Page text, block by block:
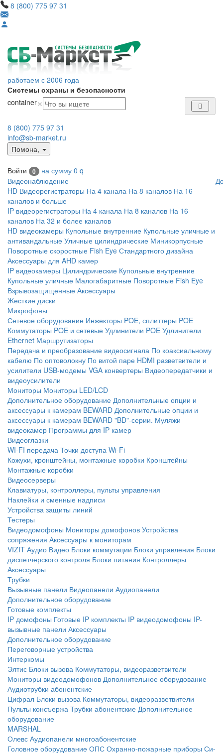
8 (800) 775 97 31
работаем с 2006 года
Системы охраны и безопасности
container×
8 (800) 775 97 31
info@sb-market.ru
Помона,
Войти 0 на сумму 0 q
Видеонаблюдение
HD Видеорегистраторы На 4 канала На 8 каналов На 16
каналов и больше
IP видеорегистраторы На 4 канала На 8 каналов На 16
каналов На 32 и более каналов
HD видеокамеры Купольные внутренние Купольные уличные и
антивандальные Уличные цилиндрические Миникорпусные
Поворотные скоростные Fish Eye Стандартного дизайна
Аксессуары для AHD камер
IP видеокамеры Цилиндрические Купольные внутренние
Купольные уличные Малогабаритные Поворотные Fish Eye
Взрывозащищенные Аксессуары
Жесткие диски
Микрофоны
Сетевое оборудование Инжекторы POE, сплиттеры POE
Коммутаторы POE и сетевые Удлинители POE Удлинители
Ethernet Маршрутизаторы
Передача и преобразование видеосигнала По коаксиальному
кабелю По оптоволокну По витой паре HDMI разветвители и
усилители USB-модемы VGA конвертеры Видеопередатчики и
видеоусилители
Мониторы Мониторы LED/LCD
Дополнительное оборудование Дополнительные опции и
аксессуары к камерам BEWARD Дополнительные опции и
аксессуары к камерам BEWARD "BD"-серии. Муляжи
видеокамер Программы для IP камер
Видеоглазки
WI-FI передача Точки доступа Wi-Fi
Кожухи, кронштейны, монтажные коробки Кронштейны
Монтажные коробки
Видеосерверы
Клавиатуры, контроллеры, пульты управления
Наклейки и сменные надписи
Устройства защиты линий
Тестеры
Видеодомофоны Мониторы домофонов Устройства
сопряжения Аксессуары к мониторам
VIZIT Аудио Видео Блоки коммутации Блоки управления Блоки
диспетчерского контроля Блоки питания Контроллеры
Аксессуары
Трубки
Вызывные панели Видеопанели Аудиопанели
Дополнительное оборудование
Готовые комплекты
IP домофоны Готовые IP комплекты IP видеодомофоны IP-
вызывные панели Аксессуары
Дополнительное оборудование
Переговорные устройства
Интеркомы
Элтис Блоки вызова Коммутаторы, видеоразветвители
Мониторы видеодомофонов Дополнительное оборудование
Аудиотрубки абонентские
Цифрал Блоки вызова Коммутаторы, видеоразветвители
Пульты консъержа Трубки абонентские Дополнительное
оборудование
MARSHAL
Олевс Аудиопанели многоабонентские
Головное оборудование ОПС Охранно-пожарные приборы Си-